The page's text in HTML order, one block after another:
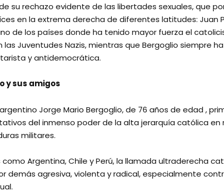
su rechazo evidente de las libertades sexuales, que
en la extrema derecha de diferentes latitudes:
de los países donde ha tenido mayor fuerza el
las Juventudes Nazis, mientras que Bergoglio siempre
y antidemocrática.
y sus amigos
Jorge Mario Bergoglio, de 76 años de edad ,
del inmenso poder de la alta jerarquía católica
militares.
como Argentina, Chile y Perú, la llamada ultraderecha
demás agresiva, violenta y radical, especialmente